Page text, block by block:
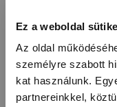
Ez a weboldal
Az oldal
személyre szabott
kat használunk.
partnereinkkel,